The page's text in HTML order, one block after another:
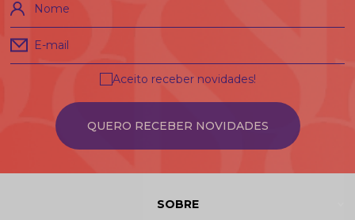
Nome
E-mail
QUERO RECEBER NOVIDADES
Aceito receber novidades!
SOBRE